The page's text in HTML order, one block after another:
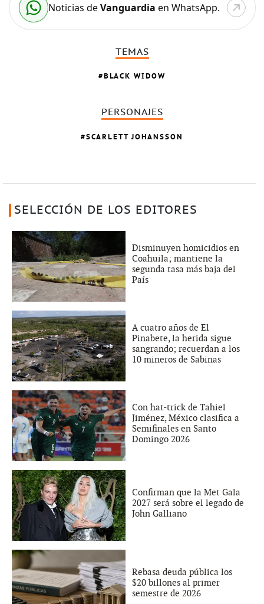
Noticias deVanguardia en WhatsApp.
TEMAS
BLACK WIDOW
PERSONAJES
SCARLETT JOHANSSON
SELECCIÓN DE LOS EDITORES
Disminuyen homicidios en
Coahuila; mantiene la
segunda tasa más baja del
País
A cuatro años de El
Pinabete, la herida sigue
sangrando; recuerdan a los
10 mineros de Sabinas
Con hat-trick de Tahiel
Jiménez, México clasifica a
Semifinales en Santo
Domingo 2026
Confirman que la Met Gala
2027 será sobre el legado de
John Galliano
Rebasa deuda pública los
$20 billones al primer
semestre de 2026